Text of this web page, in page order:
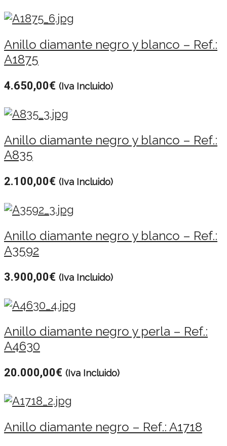
Anillo diamante negro y blanco – Ref.:
A1875
4.650,00€ (Iva Incluido)
Anillo diamante negro y blanco – Ref.:
A835
2.100,00€ (Iva Incluido)
Anillo diamante negro y blanco – Ref.:
A3592
3.900,00€ (Iva Incluido)
Anillo diamante negro y perla – Ref.:
A4630
20.000,00€ (Iva Incluido)
Anillo diamante negro – Ref.: A1718